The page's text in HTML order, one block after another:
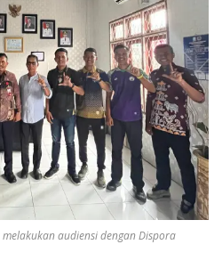
audiensi dengan Dispora